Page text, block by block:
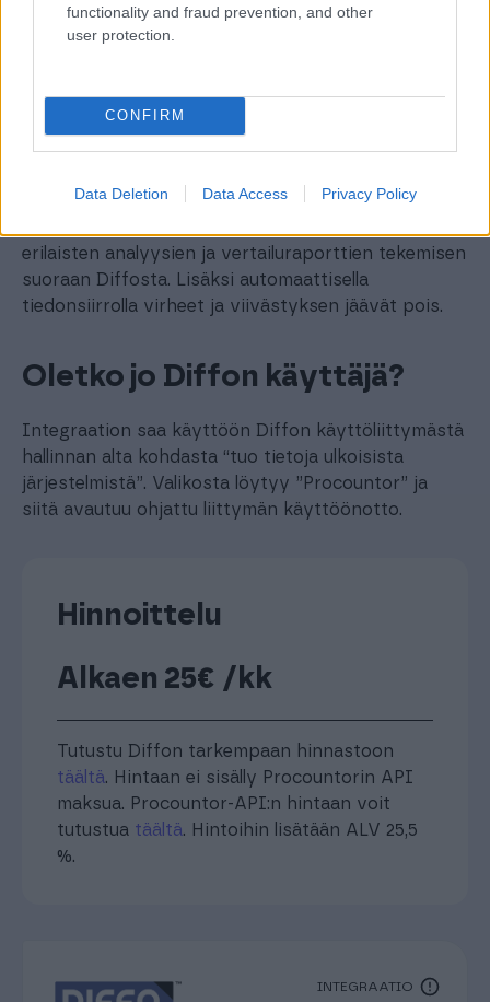
functionality and fraud prevention, and other
user protection.
CONFIRM
Data Deletion Data Access Privacy Policy
Finago Procountor + Diffo
toteutuneet kirjanpidon tiedot (tilikartta, dimensiot,
nimikkeet sekä kaikki päiväkirjatiedot). Integraation
myötä saadaan Diffon sisälle kirjanpidon
luotujen ennusteiden ja budjettien kanssa. Näin
erilaisten analyysien ja vertailuraporttien tekemisen
suoraan Diffosta. Lisäksi automaattisella
tiedonsiirrolla virheet ja viivästyksen jäävät pois.
Oletko jo Diffon käyttäjä?
Integraation saa käyttöön Diffon käyttöliittymästä
hallinnan alta kohdasta “tuo tietoja ulkoisista
järjestelmistä”. Valikosta löytyy ”Procountor” ja
siitä avautuu ohjattu liittymän käyttöönotto.
Hinnoittelu
Alkaen 25€ /kk
Tutustu Diffon tarkempaan hinnastoon
täältä. Hintaan ei sisälly Procountorin API
maksua. Procountor-API:n hintaan voit
tutustua täältä. Hintoihin lisätään ALV 25,5
%.
INTEGRAATIO